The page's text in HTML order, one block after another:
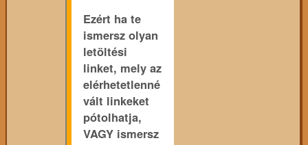
Ezért ha te
ismersz olyan
letöltési
linket, mely az
elérhetetlenné
vált linkeket
pótolhatja,
VAGY ismersz